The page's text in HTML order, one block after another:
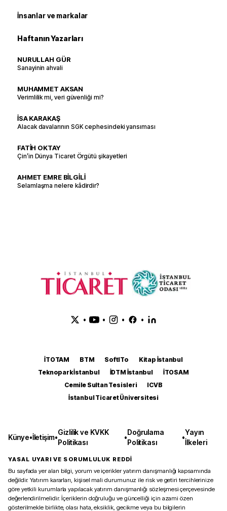
İnsanlar ve markalar
Haftanın Yazarları
NURULLAH GÜR
Sanayinin ahvali
MUHAMMET AKSAN
Verimlilik mi, veri güvenliği mi?
İSA KARAKAŞ
Alacak davalarının SGK cephesindeki yansıması
FATİH OKTAY
Çin’in Dünya Ticaret Örgütü şikayetleri
AHMET EMRE BİLGİLİ
Selamlaşma nelere kâdirdir?
• • • •
İTOTAM BTM SoftITo
Kitap İstanbul
Teknopark İstanbul
İDTM İstanbul
İTOSAM
Cemile Sultan Tesisleri
ICVB
İstanbul Ticaret Üniversitesi
Künye•İletişim•
Gizlilik ve KVKK
Politikası
•
Doğrulama
Politikası
•
Yayın
İlkeleri
YASAL UYARI VE SORUMLULUK REDDİ
Bu sayfada yer alan bilgi, yorum ve içerikler yatırım danışmanlığı kapsamında
değildir. Yatırım kararları, kişisel mali durumunuz ile risk ve getiri tercihlerinize
göre yetkili kurumlarla yapılacak yatırım danışmanlığı sözleşmesi çerçevesinde
değerlendirilmelidir. İçeriklerin doğruluğu ve güncelliği için azami özen
gösterilmekle birlikte, olası hata, eksiklik, gecikme veya bu bilgilerin